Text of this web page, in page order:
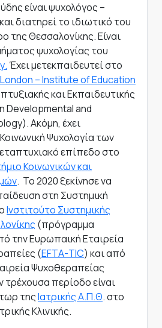
είναι ψυχολόγος –
διατηρεί το ιδιωτικό του
της Θεσσαλονίκης. Είναι
ψυχολογίας του
. Έχει μετεκπαιδευτεί στο
London –InstituteofEducation
και Εκπαιδευτικής
Developmentaland
). Ακόμη, έχει
Ψυχολογία των
επίπεδο στο
Κοινωνικών και
. Το 2020 ξεκίνησε να
στη Συστημική
Ινστιτούτο Συστημικής
(πρόγραμμα
την Ευρωπαική Εταιρεία
(EFTA-TIC) και από
Ψυχοθεραπείας
τρέχουσα περίοδο είναι
τηςΙατρικής Α.Π.Θ. στο
Κλινικής.